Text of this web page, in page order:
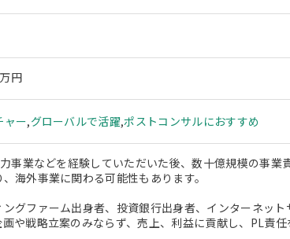
円
ャー,グローバルで活躍,ポストコンサルにおすすめ
事業などを経験していただいた後、数十億規模の事
海外事業に関わる可能性もあります。
グファーム出身者、投資銀行出身者、インターネッ
や戦略立案のみならず、売上、利益に貢献し、PL責